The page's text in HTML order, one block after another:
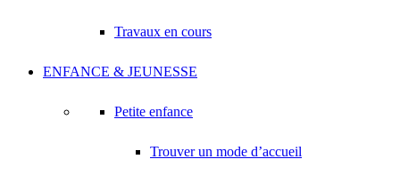
Travaux en cours
ENFANCE & JEUNESSE
Petite enfance
Trouver un mode d’accueil